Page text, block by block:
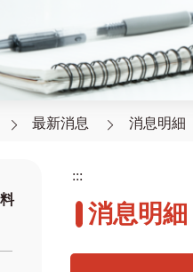
最新消息 消息明細
:::
消息明細